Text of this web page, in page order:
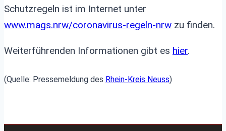
Schutzregeln ist im Internet unter
www.mags.nrw/coronavirus-regeln-nrw zu finden.
Weiterführenden Informationen gibt es hier.
(Quelle: Pressemeldung des Rhein-Kreis Neuss)